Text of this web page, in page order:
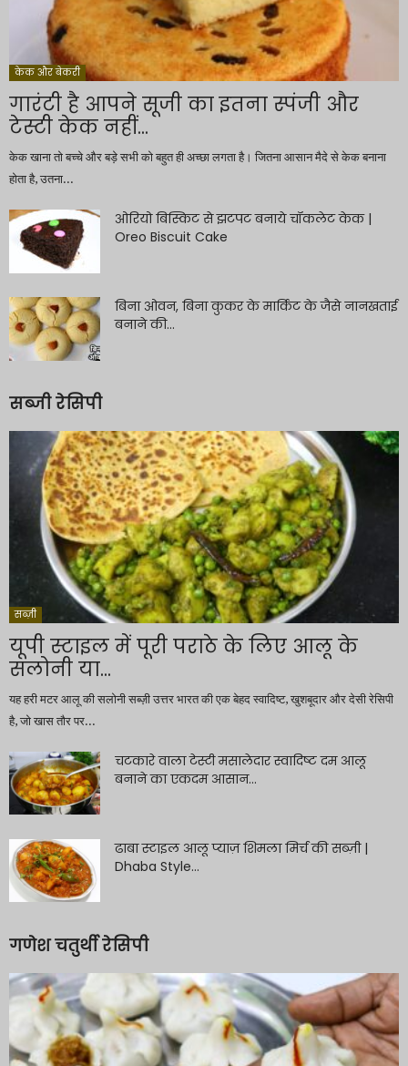
केक और बेकरी
गारंटी है आपने सूजी का इतना स्पंजी और
टेस्टी केक नहीं...
केक खाना तो बच्चे और बड़े सभी को बहुत ही अच्छा लगता है। जितना आसान मैदे से केक बनाना
होता है, उतना...
ओरियो बिस्किट से झटपट बनाये चॉकलेट केक |
Oreo Biscuit Cake
बिना ओवन, बिना कुकर के मार्किट के जैसे नानखताई
बनाने की...
सब्जी रेसिपी
सब्ज़ी
यूपी स्टाइल में पूरी पराठे के लिए आलू के
सलोनी या...
यह हरी मटर आलू की सलोनी सब्ज़ी उत्तर भारत की एक बेहद स्वादिष्ट, खुशबूदार और देसी रेसिपी
है, जो खास तौर पर...
चटकारे वाला टेस्टी मसालेदार स्वादिष्ट दम आलू
बनाने का एकदम आसान...
ढाबा स्टाइल आलू प्याज़ शिमला मिर्च की सब्ज़ी |
Dhaba Style...
गणेश चतुर्थी रेसिपी